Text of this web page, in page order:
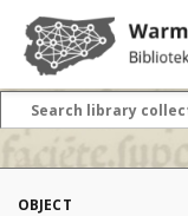
OBJECT